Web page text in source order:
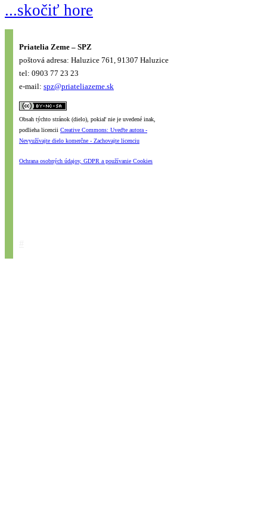
...skočiť hore
Priatelia Zeme – SPZ
poštová adresa: Haluzice 761, 91307 Haluzice
tel: 0903 77 23 23
e-mail: spz@priateliazeme.sk
Obsah týchto stránok (dielo), pokiaľ nie je uvedené inak,
podlieha licencii Creative Commons: Uveďte autora -
Nevyužívajte dielo komerčne - Zachovajte licenciu
Ochrana osobných údajov, GDPR a používanie Cookies